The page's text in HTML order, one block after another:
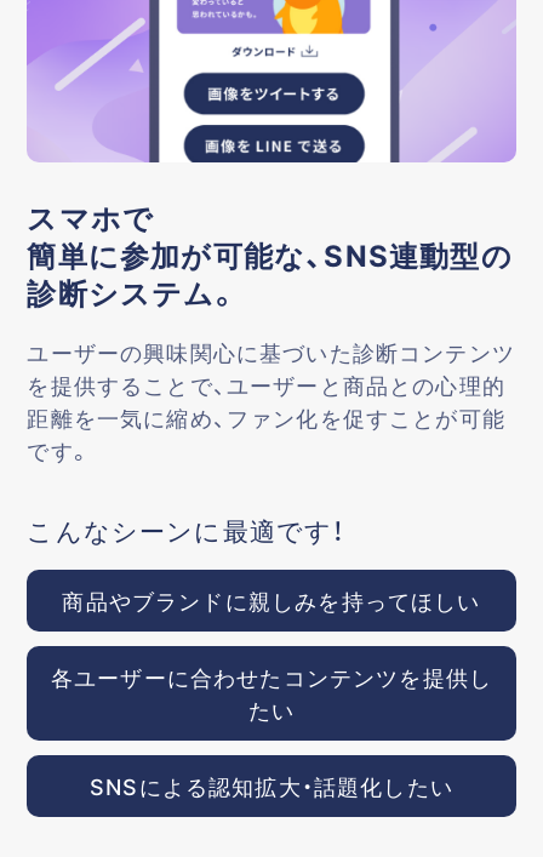
スマホで
簡単に参加が可能な、SNS連動型の
診断システム。
ユーザーの興味関心に基づいた診断コンテンツ
を提供することで、ユーザーと商品との心理的
距離を一気に縮め、ファン化を促すことが可能
です。
こんなシーンに最適です！
商品やブランドに親しみを持ってほしい
各ユーザーに合わせたコンテンツを提供し
たい
SNSによる認知拡大・話題化したい